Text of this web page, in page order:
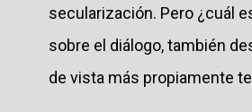
secularización. Pero ¿cuál
sobre el diálogo, también
de vista más propiamente